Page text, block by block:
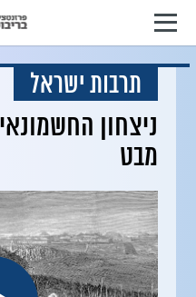
תרבות ישראל
ניצחון
מבט